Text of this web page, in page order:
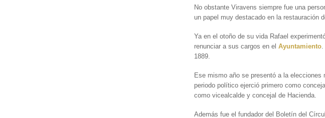
No obstante Viravens siempre fue una
un papel muy destacado en la restauración
Ya en el otoño de su vida Rafael
renunciar a sus cargos en elAyuntamiento.
1889.
Ese mismo año se presentó a la
periodo político ejerció primero como
como vicealcalde y concejal de Hacienda.
Además fue el fundador del Boletín del